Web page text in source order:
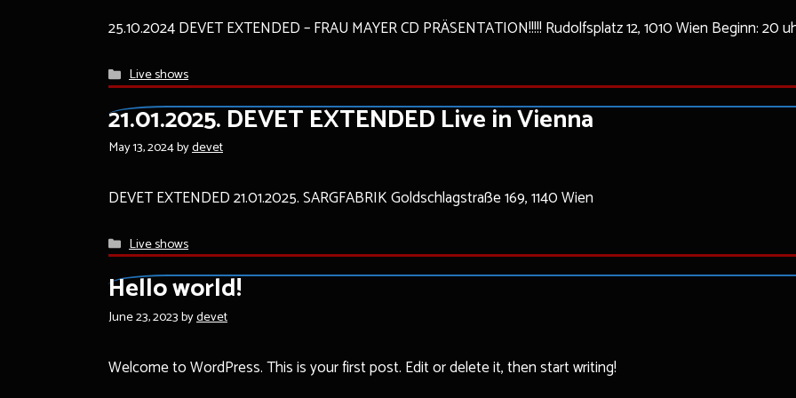
25.10.2024 DEVET EXTENDED – FRAU MAYER CD PRÄSENTATION!!!!! Rudolfsplatz 12, 1010 Wien Beginn: 20
Categories
Live shows
21.01.2025. DEVET EXTENDED Live in Vienna
May 13, 2024bydevet
DEVET EXTENDED 21.01.2025. SARGFABRIK Goldschlagstraße 169, 1140 Wien
Categories
Live shows
Hello world!
June 23, 2023bydevet
Welcome to WordPress. This is your first post. Edit or delete it, then start writing!